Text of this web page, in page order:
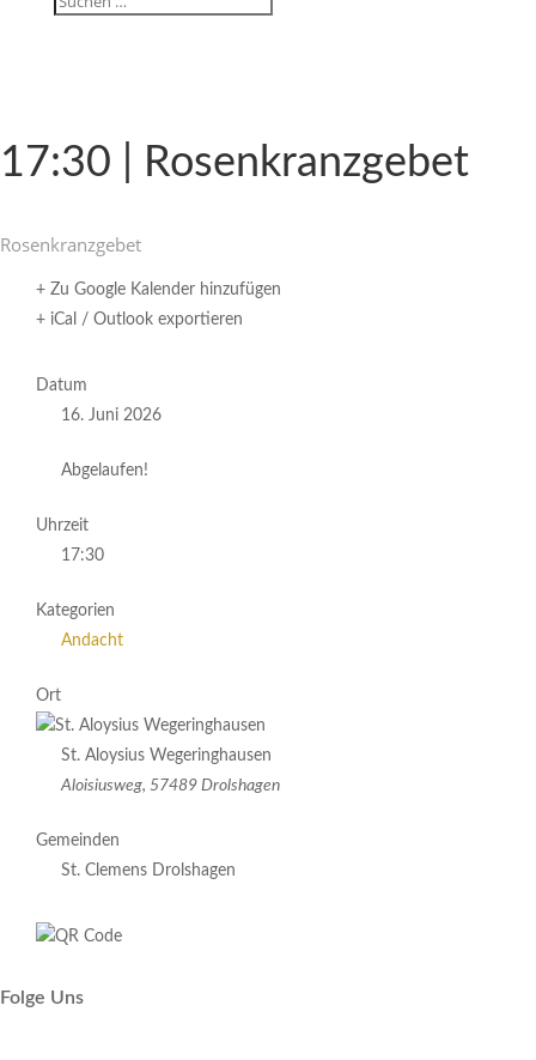
17:30 | Rosenkranzgebet
Rosen­kranz­gebet
+ Zu Google Kalender hinzufügen
+ iCal / Outlook exportieren
Datum
16. Juni 2026
Abgelaufen!
Uhrzeit
17:30
Kategorien
Andacht
Ort
St. Aloysius Wegeringhausen
Aloisiusweg, 57489 Drolshagen
Gemeinden
St. Clemens Drolshagen
Folge Uns